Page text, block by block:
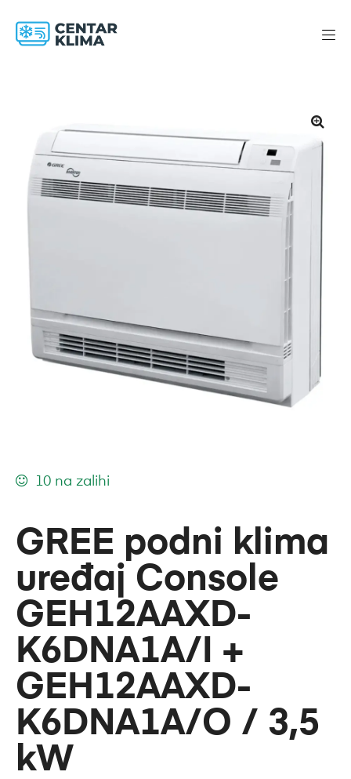
GREE podni klima
uređaj Console
GEH12AAXD-
K6DNA1A/I +
GEH12AAXD-
K6DNA1A/O / 3,5
kW
10 na zalihi